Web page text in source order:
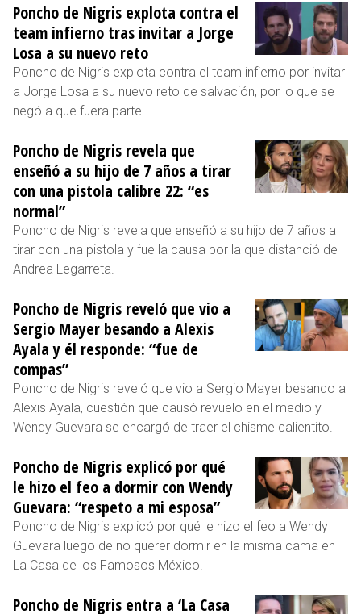
Poncho de Nigris explota contra el
team infierno tras invitar a Jorge
Losa a su nuevo reto
Poncho de Nigris explota contra el team infierno por invitar
a Jorge Losa a su nuevo reto de salvación, por lo que se
negó a que fuera parte.
Poncho de Nigris revela que
enseñó a su hijo de 7 años a tirar
con una pistola calibre 22: “es
normal”
Poncho de Nigris revela que enseñó a su hijo de 7 años a
tirar con una pistola y fue la causa por la que distanció de
Andrea Legarreta.
Poncho de Nigris reveló que vio a
Sergio Mayer besando a Alexis
Ayala y él responde: “fue de
compas”
Poncho de Nigris reveló que vio a Sergio Mayer besando a
Alexis Ayala, cuestión que causó revuelo en el medio y
Wendy Guevara se encargó de traer el chisme calientito.
Poncho de Nigris explicó por qué
le hizo el feo a dormir con Wendy
Guevara: “respeto a mi esposa”
Poncho de Nigris explicó por qué le hizo el feo a Wendy
Guevara luego de no querer dormir en la misma cama en
La Casa de los Famosos México.
Poncho de Nigris entra a ‘La Casa